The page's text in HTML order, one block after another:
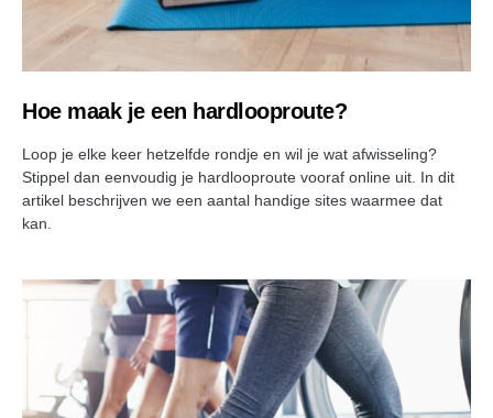
Hoe maak je een hardlooproute?
Loop je elke keer hetzelfde rondje en wil je wat afwisseling?
Stippel dan eenvoudig je hardlooproute vooraf online uit. In dit
artikel beschrijven we een aantal handige sites waarmee dat
kan.